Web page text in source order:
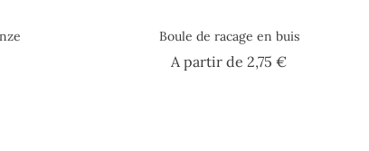
Boule de racage en buis
A partir de 2,75 €Prix